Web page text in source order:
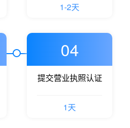
1-2天
04
提交营业执照认证
1天